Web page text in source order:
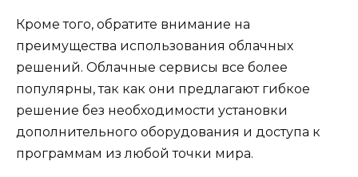
Кроме того, обратите внимание на
преимущества использования облачных
решений. Облачные сервисы все более
популярны, так как они предлагают гибкое
решение без необходимости установки
дополнительного оборудования и доступа к
программам из любой точки мира.